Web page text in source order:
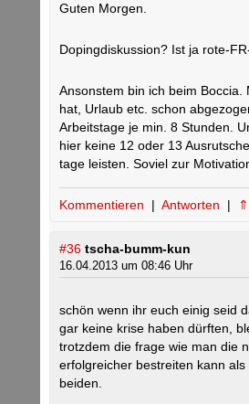
Guten Morgen.
Dopingdiskussion? Ist ja rote-
Ansonstem bin ich beim Boccia.
hat, Urlaub etc. schon
Arbeitstage je min. 8 Stunden.
hier keine 12 oder 13
tage leisten. Soviel zur
Kommentieren | Antworten |
#36 tscha-bumm-kun
16.04.2013 um 08:46 Uhr
schön wenn ihr euch einig seid
gar keine krise haben dürften,
trotzdem die frage wie man die
erfolgreicher bestreiten kann als
beiden.